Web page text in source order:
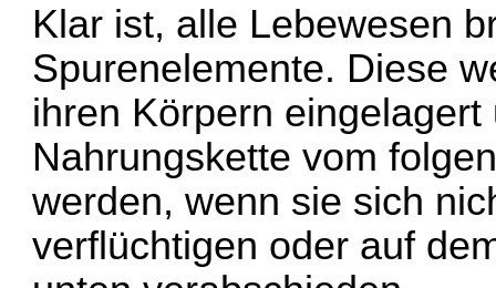
Klar ist, alle Lebewesen
Spurenelemente. Diese
ihren Körpern
Nahrungskette vom
werden, wenn sie sich
verflüchtigen oder auf